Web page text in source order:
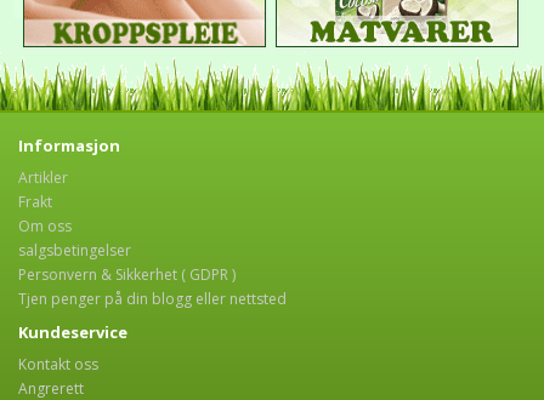
Informasjon
Artikler
Frakt
Om oss
salgsbetingelser
Personvern & Sikkerhet ( GDPR )
Tjen penger på din blogg eller nettsted
Kundeservice
Kontakt oss
Angrerett